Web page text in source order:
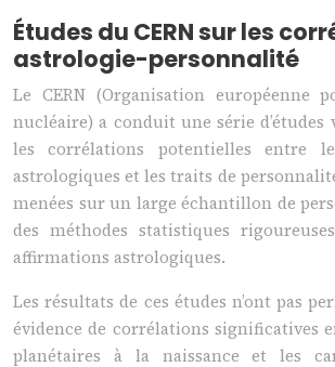
Études du CERN sur les
astrologie-personnalité
Le CERN (Organisation européenne
nucléaire) a conduit une série d’études
les corrélations potentielles entre
astrologiques et les traits de
menées sur un large échantillon de
des méthodes statistiques
affirmations astrologiques.
Les résultats de ces études n’ont pas
évidence de corrélations significatives
planétaires à la naissance et les